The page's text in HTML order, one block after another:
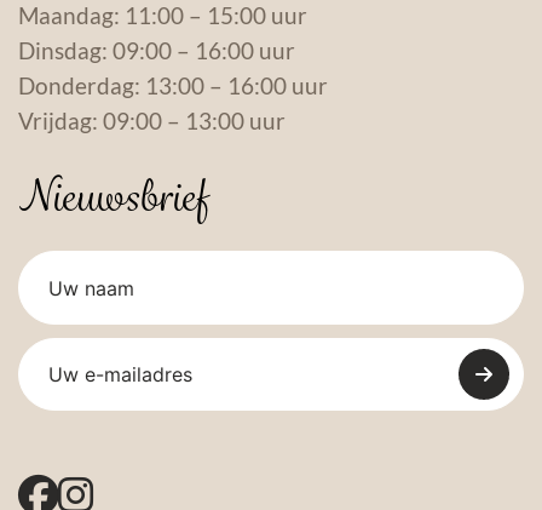
Maandag: 11:00 – 15:00 uur
Dinsdag: 09:00 – 16:00 uur
Donderdag: 13:00 – 16:00 uur
Vrijdag: 09:00 – 13:00 uur
Nieuwsbrief